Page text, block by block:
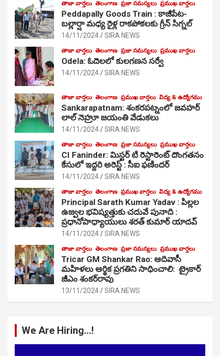
తాజా వార్తలు తెలంగాణ ప్రజా సమస్యలు ప్రముఖ వార్తలు
Peddapally Goods Train : కాజీపేట-
బల్లార్షా మధ్య రైళ్ల రాకపోకలకు గ్రీన్ సిగ్నల్
14/11/2024 SIRA NEWS
తాజా వార్తలు తెలంగాణ ప్రజా సమస్యలు ప్రముఖ వార్తలు
Odela: ఓదెలలో కులగణన సర్వే
14/11/2024 SIRA NEWS
తాజా వార్తలు తెలంగాణ ప్రముఖ వార్తలు విద్య & ఉద్యోగము
Sankarapatnam: శంకరపట్నంలో జవహర్
లాల్ నెహ్రూ జయంతి వేడుకలు
14/11/2024 SIRA NEWS
తాజా వార్తలు తెలంగాణ ప్రజా సమస్యలు ప్రముఖ వార్తలు
CI Faninder: మిస్టర్ టి రెస్టారెంట్ దొంగతనం
కేసులో ఇద్దరి అరెస్ట్ : సీఐ ఫణిందర్
14/11/2024 SIRA NEWS
తాజా వార్తలు తెలంగాణ ప్రముఖ వార్తలు విద్య & ఉద్యోగము
Principal Sarath Kumar Yadav : పిల్లల
ఉజ్వల భవిష్యత్తుకు చదువే పునాది :
ప్రధానోపాధ్యాయులు శరత్ కుమార్ యాదవ్
14/11/2024 SIRA NEWS
తాజా వార్తలు తెలంగాణ ప్రజా సమస్యలు ప్రముఖ వార్తలు
Tricar GM Shankar Rao: ఆదివాసీ
మహిళలు ఆర్థిక ప్రగతిని సాధించాలి: ట్రైకార్
జీఎం శంకర్‌రావు
13/11/2024 SIRA NEWS
We Are Hiring…!